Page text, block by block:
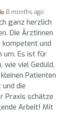
8 months ago
ganz herzlich
Die Ärztinnen
und
um. Es ist für
wie viel Geduld,
Patienten
die
Praxis schätze
Arbeit! Mit